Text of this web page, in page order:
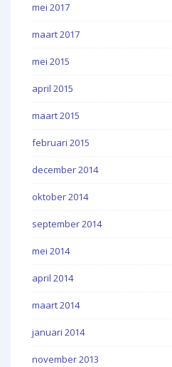
mei 2017
maart 2017
mei 2015
april 2015
maart 2015
februari 2015
december 2014
oktober 2014
september 2014
mei 2014
april 2014
maart 2014
januari 2014
november 2013